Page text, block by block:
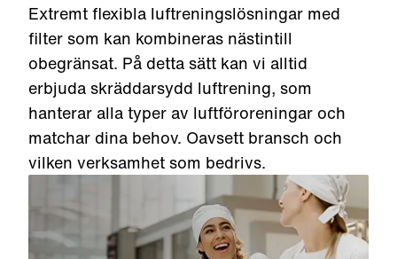
Extremt flexibla luftreningslösningar med
filter som kan kombineras nästintill
obegränsat. På detta sätt kan vi alltid
erbjuda skräddarsydd luftrening, som
hanterar alla typer av luftföroreningar och
matchar dina behov. Oavsett bransch och
vilken verksamhet som bedrivs.